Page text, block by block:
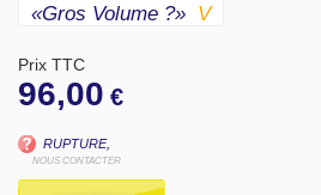
«gros Volume ?» V
Prix TTC
96,00 €
RUPTURE,
NOUS CONTACTER